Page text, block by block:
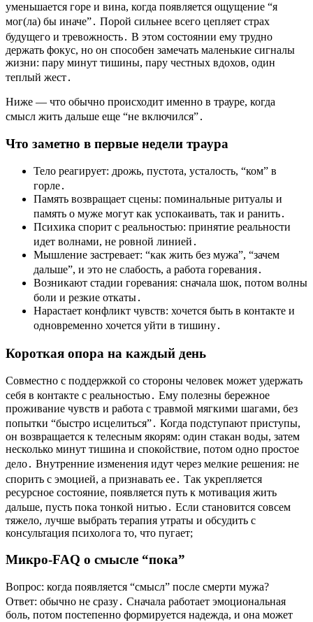
уменьшается горе и вина, когда появляется ощущение “я
мог(ла) бы иначе”․ Порой сильнее всего цепляет страх
будущего и тревожность․ В этом состоянии ему трудно
держать фокус, но он способен замечать маленькие сигналы
жизни: пару минут тишины, пару честных вдохов, один
теплый жест․
Ниже — что обычно происходит именно в трауре, когда
смысл жить дальше еще “не включился”․
Что заметно в первые недели траура
Тело реагирует: дрожь, пустота, усталость, “ком” в
горле․
Память возвращает сцены: поминальные ритуалы и
память о муже могут как успокаивать, так и ранить․
Психика спорит с реальностью: принятие реальности
идет волнами, не ровной линией․
Мышление застревает: “как жить без мужа”, “зачем
дальше”, и это не слабость, а работа горевания․
Возникают стадии горевания: сначала шок, потом волны
боли и резкие откаты․
Нарастает конфликт чувств: хочется быть в контакте и
одновременно хочется уйти в тишину․
Короткая опора на каждый день
Совместно с поддержкой со стороны человек может удержать
себя в контакте с реальностью․ Ему полезны бережное
проживание чувств и работа с травмой мягкими шагами, без
попытки “быстро исцелиться”․ Когда подступают приступы,
он возвращается к телесным якорям: один стакан воды, затем
несколько минут тишина и спокойствие, потом одно простое
дело․ Внутренние изменения идут через мелкие решения: не
спорить с эмоцией, а признавать ее․ Так укрепляется
ресурсное состояние, появляется путь к мотивация жить
дальше, пусть пока тонкой нитью․ Если становится совсем
тяжело, лучше выбрать терапия утраты и обсудить с
консультация психолога то, что пугает;
Микро-FAQ о смысле “пока”
Вопрос: когда появляется “смысл” после смерти мужа?
Ответ: обычно не сразу․ Сначала работает эмоциональная
боль, потом постепенно формируется надежда, и она может